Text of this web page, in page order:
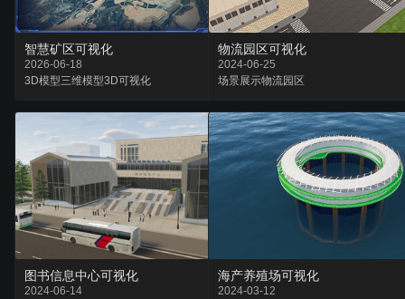
智慧矿区可视化
2026-06-18
3D模型三维模型3D可视化
物流园区可视化
2024-06-25
场景展示物流园区
图书信息中心可视化
2024-06-14
海产养殖场可视化
2024-03-12